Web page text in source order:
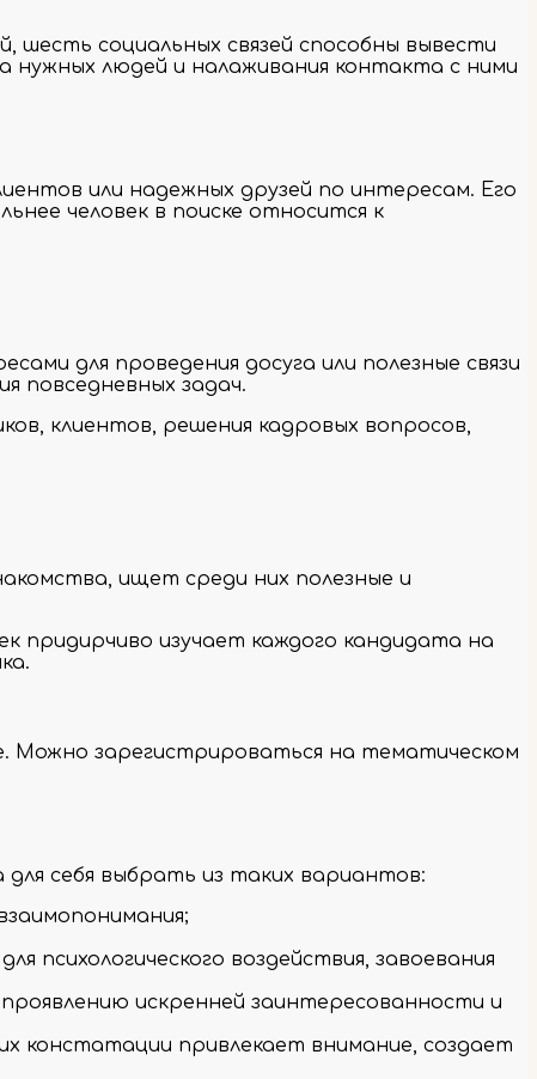
шесть социальных связей способны вывести
нужных людей и налаживания контакта с ними
или надежных друзей по интересам. Его
человек в поиске относится к
для проведения досуга или полезные связи
повседневных задач.
клиентов, решения кадровых вопросов,
ищет среди них полезные и
придирчиво изучает каждого кандидата на
Можно зарегистрироваться на тематическом
себя выбрать из таких вариантов:
психологического воздействия, завоевания
искренней заинтересованности и
констатации привлекает внимание, создает